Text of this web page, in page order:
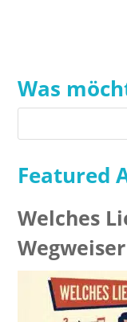
Was
Featured
Welches